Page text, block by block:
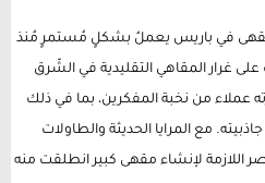
في باريس يعملُ بشكلٍ مُستمرٍ مُنذ
على غرار المقاهي التقليدية في الشّرق
عملاء من نخبة المفكرين، بما في ذلك
مع المرايا الحديثة والطاولات
اللازمة لإنشاء مقهى كبير انطلقت منه